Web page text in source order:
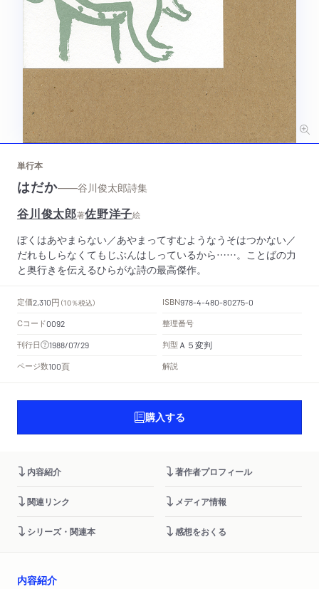
単行本
はだか——谷川俊太郎詩集
谷川俊太郎著佐野洋子絵
ぼくはあやまらない／あやまってすむようなうそはつかない／
だれもしらなくてもじぶんはしっているから……。ことばの力
と奥行きを伝えるひらがな詩の最高傑作。
定価2,310円 （10％税込） ISBN978-4-480-80275-0
Cコード0092
整理番号
刊行日
1988/07/29 判型 Ａ５変判
ページ数100頁 解説
購入する
内容紹介 著作者プロフィール
関連リンク メディア情報
シリーズ・関連本 感想をおくる
内容紹介